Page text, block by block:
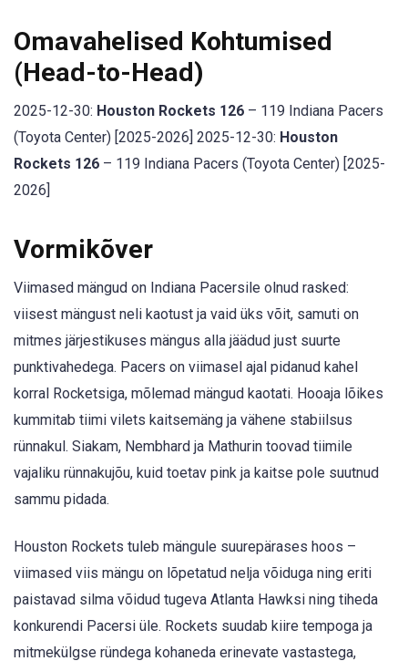
Omavahelised Kohtumised
(Head-to-Head)
2025-12-30: Houston Rockets 126 – 119 Indiana Pacers
(Toyota Center) [2025-2026] 2025-12-30: Houston
Rockets 126 – 119 Indiana Pacers (Toyota Center) [2025-
2026]
Vormikõver
Viimased mängud on Indiana Pacersile olnud rasked:
viisest mängust neli kaotust ja vaid üks võit, samuti on
mitmes järjestikuses mängus alla jäädud just suurte
punktivahedega. Pacers on viimasel ajal pidanud kahel
korral Rocketsiga, mõlemad mängud kaotati. Hooaja lõikes
kummitab tiimi vilets kaitsemäng ja vähene stabiilsus
rünnakul. Siakam, Nembhard ja Mathurin toovad tiimile
vajaliku rünnakujõu, kuid toetav pink ja kaitse pole suutnud
sammu pidada.
Houston Rockets tuleb mängule suurepärases hoos –
viimased viis mängu on lõpetatud nelja võiduga ning eriti
paistavad silma võidud tugeva Atlanta Hawksi ning tiheda
konkurendi Pacersi üle. Rockets suudab kiire tempoga ja
mitmekülgse ründega kohaneda erinevate vastastega,